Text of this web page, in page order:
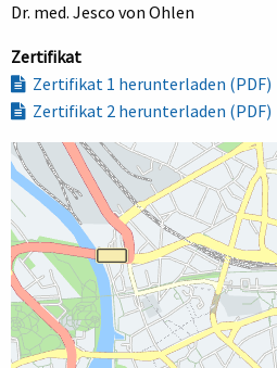
Dr. med. Jesco von Ohlen
Zertifikat
Zertifikat 1 herunterladen (PDF)
Zertifikat 2 herunterladen (PDF)